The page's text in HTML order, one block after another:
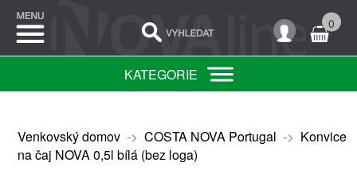
0
KATEGORIE
Venkovský domov-> COSTA NOVA Portugal -> Konvice
na čaj NOVA 0,5l bílá (bez loga)